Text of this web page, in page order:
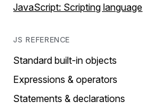
JavaScript: Scripting language
JS REFERENCE
Standard built-in objects
Expressions & operators
Statements & declarations